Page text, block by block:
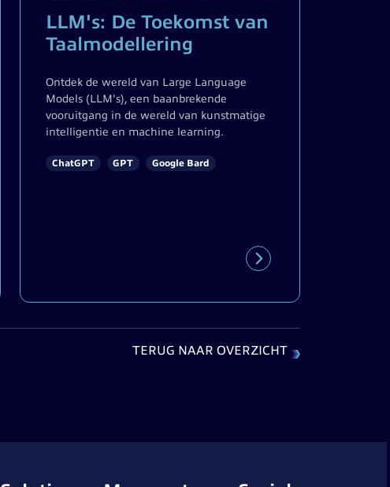
LLM's: De Toekomst van
Taalmodellering
Ontdek de wereld van Large Language
Models (LLM's), een baanbrekende
vooruitgang in de wereld van kunstmatige
intelligentie en machine learning.
ChatGPT GPT Google Bard
TERUG NAAR OVERZICHT